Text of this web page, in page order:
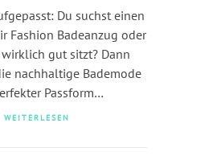
Du suchst einen
Fashion Badeanzug oder
gut sitzt? Dann
nachhaltige Bademode
Passform…
WEITERLESEN